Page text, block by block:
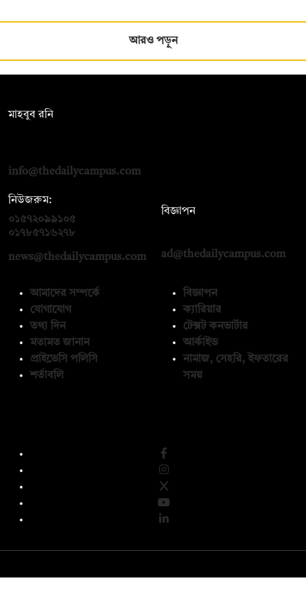
আরও পড়ুন
মাহবুব রনি
info@thedailycampus.com
নিউজরুম:
০১৫৭২০৯৯১০৫
০১৭৮৫৭১৬২৭৮
news@thedailycampus.com
বিজ্ঞাপন
ad@thedailycampus.com
আমাদের সম্পর্কে
যোগাযোগ
তথ্য দিন
মতামত জানান
প্রাইভেসি পলিসি
শর্তাবলি
বিজ্ঞাপন
ক্যারিয়ার
টেক্সট কনভার্টার
আর্কাইভ
নামাজ, সেহরি, ইফতারের
সময়